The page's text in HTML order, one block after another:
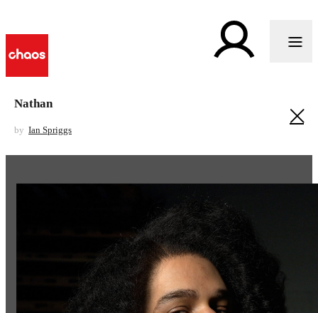
Nathan
by Ian Spriggs